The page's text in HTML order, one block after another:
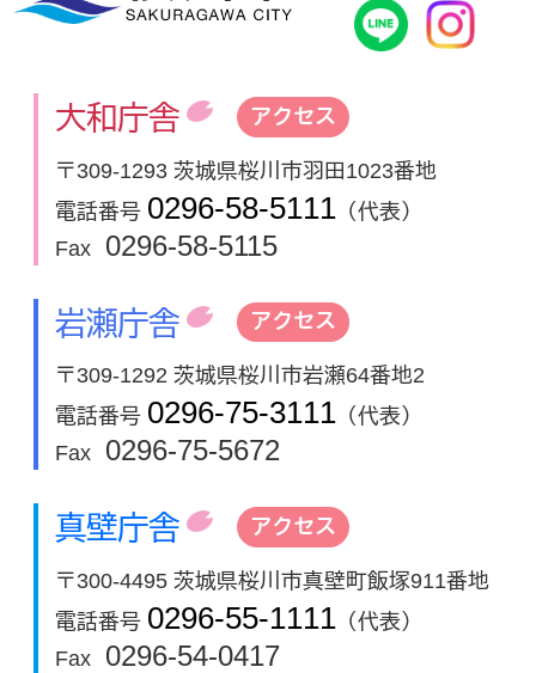
桜川市公
大和庁舎 アクセス
〒309-1293 茨城県桜川市羽田1023番地
電話番号 0296-58-5111 （代表）
Fax
0296-58-5115
岩瀬庁舎 アクセス
〒309-1292 茨城県桜川市岩瀬64番地2
電話番号 0296-75-3111 （代表）
Fax
0296-75-5672
真壁庁舎 アクセス
〒300-4495 茨城県桜川市真壁町飯塚911番地
電話番号 0296-55-1111 （代表）
Fax
0296-54-0417